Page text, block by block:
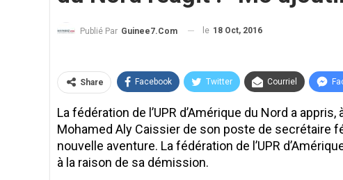
Publié Par Guinee7.com le 18 Oct, 2016
Share Facebook Twitter Courriel
La fédération de l’UPR d’Amérique du Nord a
Mohamed Aly Caissier de son poste de secrétaire
nouvelle aventure. La fédération de l’UPR
à la raison de sa démission.